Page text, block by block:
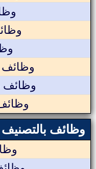
وظائف
وظائف
وظائف بالتصنيف